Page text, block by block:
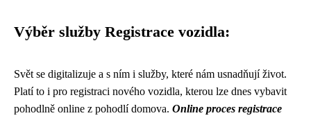
Výběr služby Registrace vozidla:
Svět se digitalizuje a s ním i služby, které nám usnadňují život.
Platí to i pro registraci nového vozidla, kterou lze dnes vybavit
pohodlně online z pohodlí domova. Online proces registrace